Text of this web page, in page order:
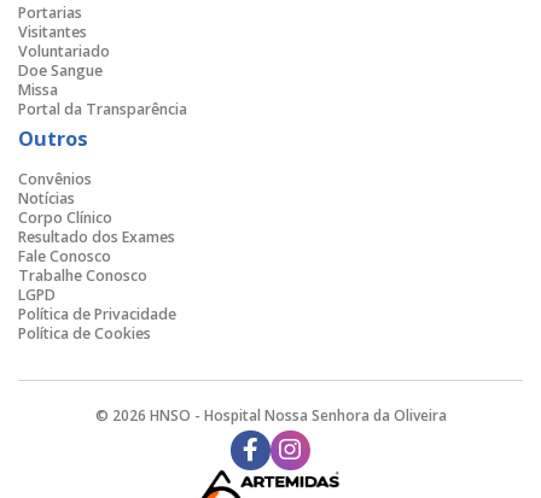
Portarias
Visitantes
Voluntariado
Doe Sangue
Missa
Portal da Transparência
Outros
Convênios
Notícias
Corpo Clínico
Resultado dos Exames
Fale Conosco
Trabalhe Conosco
LGPD
Política de Privacidade
Política de Cookies
© 2026 HNSO - Hospital Nossa Senhora da Oliveira